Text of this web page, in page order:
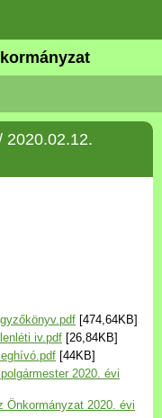
2020.02.12.
[474,64KB]
iv.pdf [26,84KB]
[44KB]
2020. évi
Önkormányzat 2020. évi